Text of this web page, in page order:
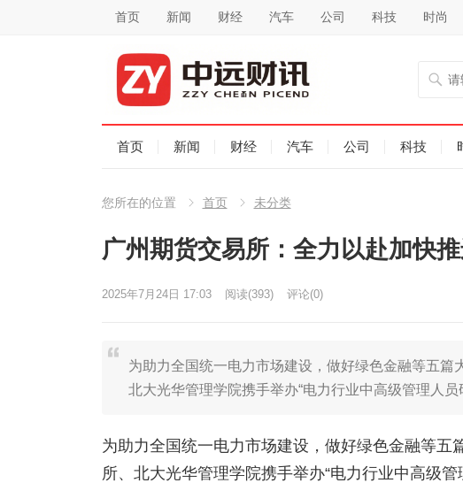
首页 新闻 财经 汽车 公司 科技 时尚
首页 新闻 财经 汽车 公司 科技
您所在的位置 首页 未分类
广州期货交易所：全力以赴加快
2025年7月24日 17:03 阅读(393) 评论(0)
为助力全国统一电力市场建设，做好绿色金融等五篇
北大光华管理学院携手举办“电力行业中高级管理人
为助力全国统一电力市场建设，做好绿色金融等
所、北大光华管理学院携手举办“电力行业中高级